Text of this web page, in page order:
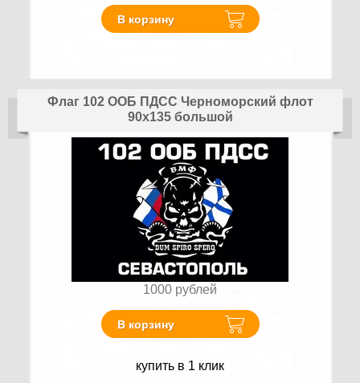
В корзину
Флаг 102 ООБ ПДСС Черноморский флот
90x135 большой
1000 рублей
В корзину
купить в 1 клик